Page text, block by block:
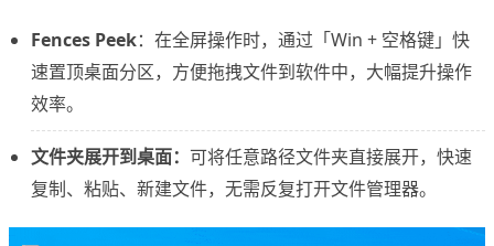
Fences Peek：在全屏操作时，通过「Win + 空格键」快
速置顶桌面分区，方便拖拽文件到软件中，大幅提升操作
效率。
文件夹展开到桌面： 可将任意路径文件夹直接展开，快速
复制、粘贴、新建文件，无需反复打开文件管理器。